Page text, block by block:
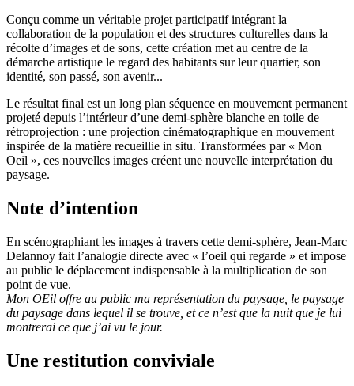
Conçu comme un véritable projet participatif intégrant la
collaboration de la population et des structures culturelles dans la
récolte d’images et de sons, cette création met au centre de la
démarche artistique le regard des habitants sur leur quartier, son
identité, son passé, son avenir...
Le résultat final est un long plan séquence en mouvement permanent
projeté depuis l’intérieur d’une demi-sphère blanche en toile de
rétroprojection : une projection cinématographique en mouvement
inspirée de la matière recueillie in situ. Transformées par « Mon
Oeil », ces nouvelles images créent une nouvelle interprétation du
paysage.
Note d’intention
En scénographiant les images à travers cette demi-sphère, Jean-Marc
Delannoy fait l’analogie directe avec « l’oeil qui regarde » et impose
au public le déplacement indispensable à la multiplication de son
point de vue.
Mon OEil offre au public ma représentation du paysage, le paysage
du paysage dans lequel il se trouve, et ce n’est que la nuit que je lui
montrerai ce que j’ai vu le jour.
Une restitution conviviale